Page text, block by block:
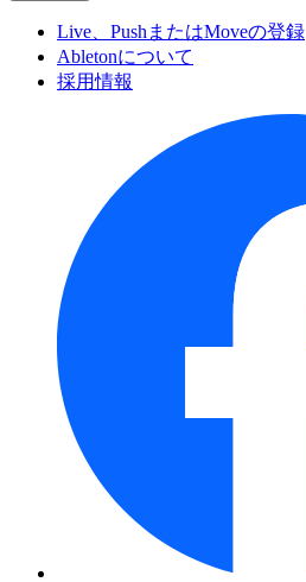
Live、PushまたはMoveの登録
Abletonについて
採用情報